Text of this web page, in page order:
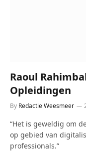
Raoul
Opleidingen
By Redactie Weesmeer
“Het is geweldig om
op gebied van
professionals.”